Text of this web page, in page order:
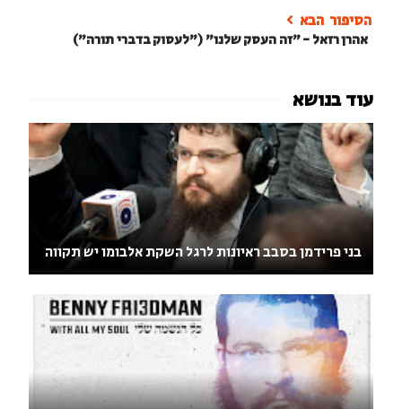
אהרן רזאל - "זה העסק שלנו" ("לעסוק בדברי תורה")
בני פרידמן בסבב ראיונות לרגל השקת אלבומו יש תקווה